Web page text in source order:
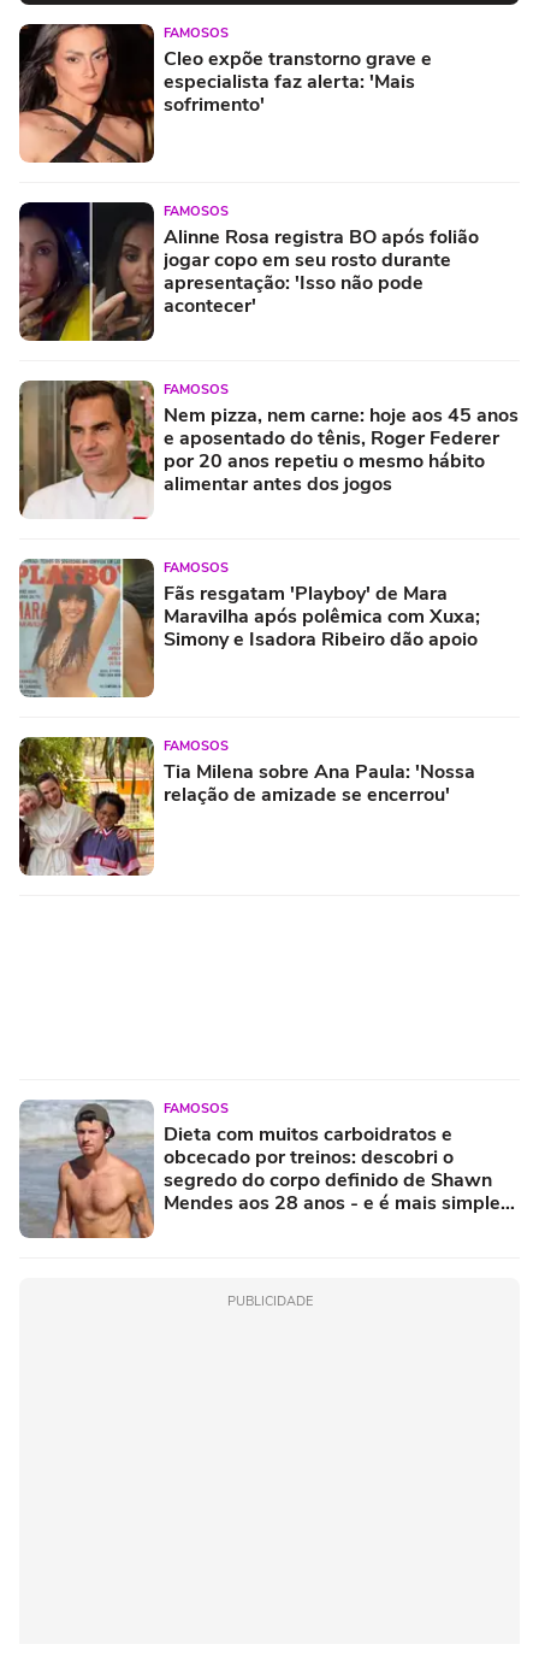
FAMOSOS
Cleo expõe transtorno grave e
especialista faz alerta: 'Mais
sofrimento'
FAMOSOS
Alinne Rosa registra BO após folião
jogar copo em seu rosto durante
apresentação: 'Isso não pode
acontecer'
FAMOSOS
Nem pizza, nem carne: hoje aos 45 anos
e aposentado do tênis, Roger Federer
por 20 anos repetiu o mesmo hábito
alimentar antes dos jogos
FAMOSOS
Fãs resgatam 'Playboy' de Mara
Maravilha após polêmica com Xuxa;
Simony e Isadora Ribeiro dão apoio
FAMOSOS
Tia Milena sobre Ana Paula: 'Nossa
relação de amizade se encerrou'
FAMOSOS
Dieta com muitos carboidratos e
obcecado por treinos: descobri o
segredo do corpo definido de Shawn
Mendes aos 28 anos - e é mais simples
PUBLICIDADE